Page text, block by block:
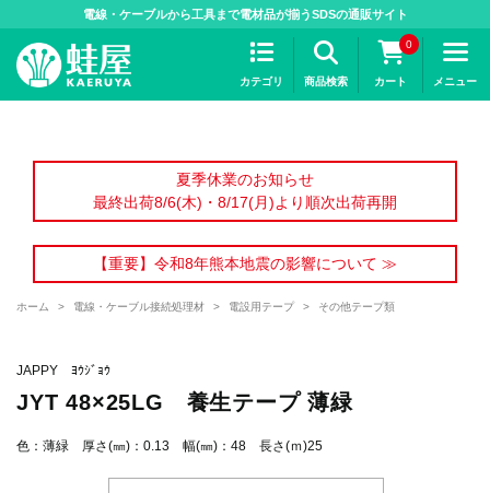
電線・ケーブルから工具まで電材品が揃うSDSの通販サイト
カテゴリ 商品検索
0
カート メニュー
夏季休業のお知らせ
最終出荷8/6(木)・8/17(月)より順次出荷再開
【重要】令和8年熊本地震の影響について ≫
ホーム > 電線・ケーブル接続処理材 > 電設用テープ > その他テープ類
JAPPY ﾖｳｼﾞｮｳ
JYT 48×25LG 養生テープ 薄緑
色：薄緑 厚さ(㎜)：0.13 幅(㎜)：48 長さ(ｍ)25